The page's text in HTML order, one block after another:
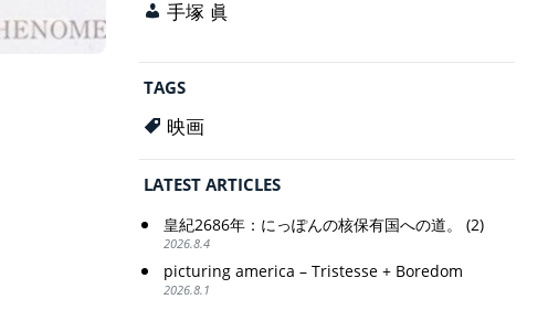
手塚 眞
TAGS
映画
LATEST ARTICLES
皇紀2686年：にっぽんの核保有国への道。 (2)
2026.8.4
picturing america – Tristesse + Boredom
2026.8.1